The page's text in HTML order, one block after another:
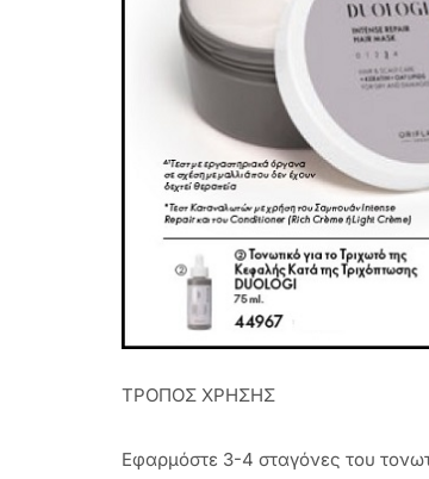
ΤΡΟΠΟΣ ΧΡΗΣΗΣ
Εφαρμόστε 3-4 σταγόνες του